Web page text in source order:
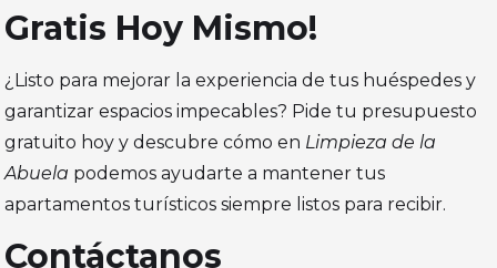
Gratis Hoy Mismo!
¿Listo para mejorar la experiencia de tus huéspedes y
garantizar espacios impecables? Pide tu presupuesto
gratuito hoy y descubre cómo en Limpieza de la
Abuela podemos ayudarte a mantener tus
apartamentos turísticos siempre listos para recibir.
Contáctanos